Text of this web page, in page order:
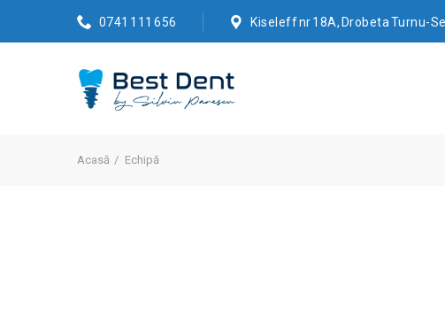
0741 111 656 Kiseleff nr 18A, Drobeta Turnu-
Acasă Echipă